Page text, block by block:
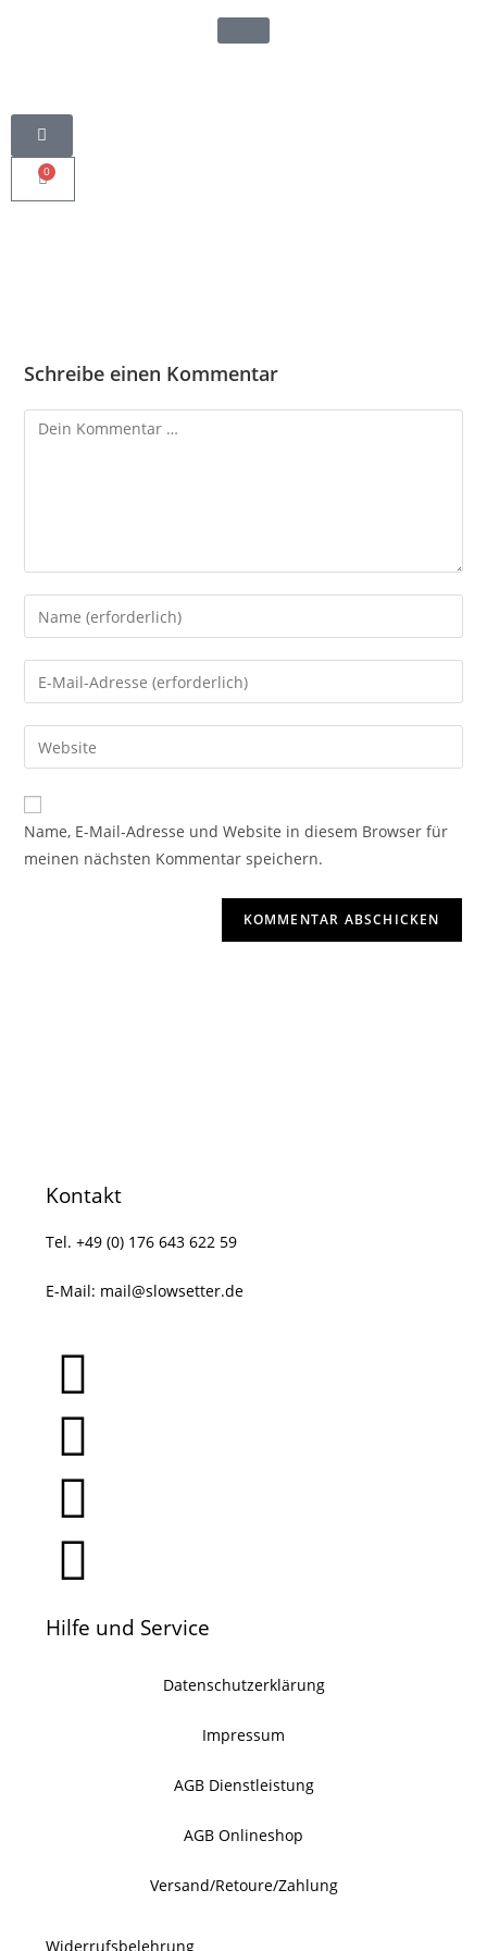
0
Schreibe einen Kommentar
Name, E-Mail-Adresse und Website in diesem Browser für
meinen nächsten Kommentar speichern.
Kontakt
Tel. +49 (0) 176 643 622 59
E-Mail: mail@slowsetter.de
Hilfe und Service
Datenschutzerklärung
Impressum
AGB Dienstleistung
AGB Onlineshop
Versand/Retoure/Zahlung
Widerrufsbelehrung